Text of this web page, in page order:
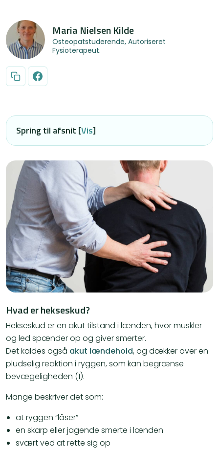
Maria Nielsen Kilde
Osteopatstuderende, Autoriseret
Fysioterapeut.
Spring til afsnit [Vis]
Hvad er hekseskud?
Hekseskud er en akut tilstand i lænden, hvor muskler
og led spænder op og giver smerter.
Det kaldes også akut lændehold, og dækker over en
pludselig reaktion i ryggen, som kan begrænse
bevægeligheden (1).
Mange beskriver det som:
at ryggen “låser”
en skarp eller jagende smerte i lænden
svært ved at rette sig op